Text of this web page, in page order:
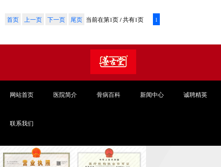
首页 上一页 下一页 尾页 当前在第1页 / 共有1页 1
网站首页 医院简介 骨病百科 新闻中心 诚聘精英
联系我们